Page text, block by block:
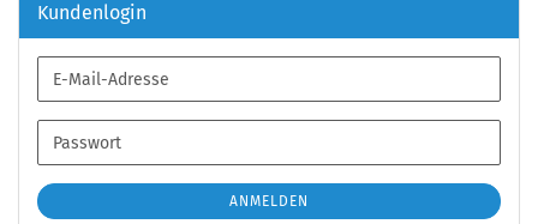
Kundenlogin
E-
Mail-
Adresse
Passwort
ANMELDEN